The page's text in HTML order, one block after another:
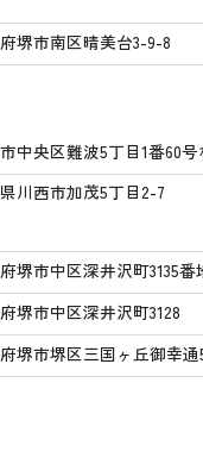
堺市南区晴美台3-9-8
中央区難波5丁目1番60
川西市加茂5丁目2-7
堺市中区深井沢町3135番
堺市中区深井沢町3128
堺市堺区三国ヶ丘御幸